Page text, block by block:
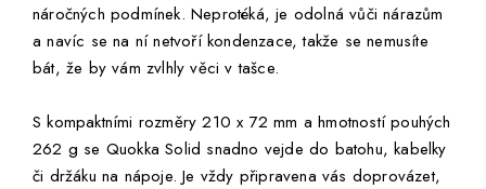
náročných podmínek. Neprotéká, je odolná vůči nárazům
a navíc se na ní netvoří kondenzace, takže se nemusíte
bát, že by vám zvlhly věci v tašce.
S kompaktními rozměry 210 x 72 mm a hmotností pouhých
262 g se Quokka Solid snadno vejde do batohu, kabelky
či držáku na nápoje. Je vždy připravena vás doprovázet,